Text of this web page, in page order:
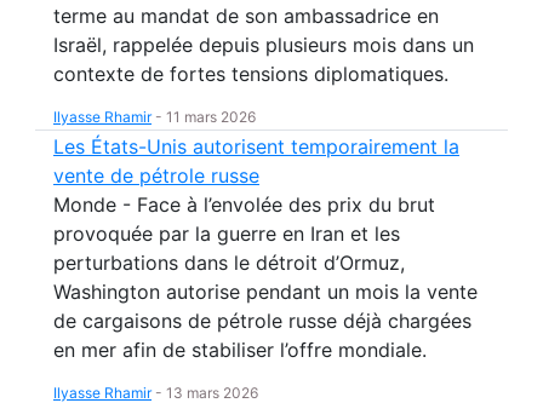
terme au mandat de son ambassadrice en
Israël, rappelée depuis plusieurs mois dans un
contexte de fortes tensions diplomatiques.
Ilyasse Rhamir- 11 mars 2026
Les États-Unis autorisent temporairement la
vente de pétrole russe
Monde - Face à l’envolée des prix du brut
provoquée par la guerre en Iran et les
perturbations dans le détroit d’Ormuz,
Washington autorise pendant un mois la vente
de cargaisons de pétrole russe déjà chargées
en mer afin de stabiliser l’offre mondiale.
Ilyasse Rhamir- 13 mars 2026